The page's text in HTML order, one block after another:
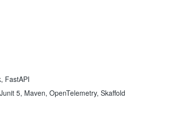
FastAPI
5, Maven, OpenTelemetry, Skaffold